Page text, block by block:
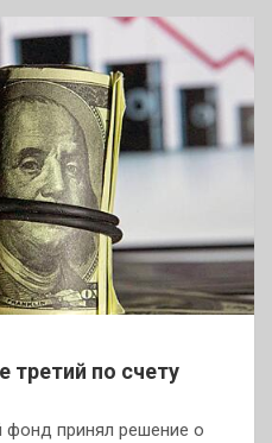
по счету
принял решение о